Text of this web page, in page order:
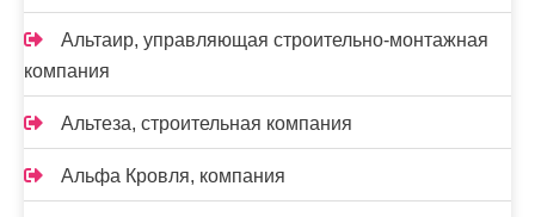
Альтаир, управляющая строительно-монтажная
компания
Альтеза, строительная компания
Альфа Кровля, компания